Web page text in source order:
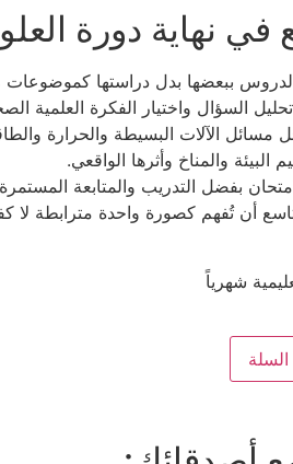
في نهاية دورة
ببعضها بدل دراستها كموضوعات
السؤال واختيار الفكرة العلمية
الآلات البسيطة والحرارة
والمناخ وأثرها الواقعي.
بفضل التدريب والمتابعة
أن تُفهم كصورة واحدة مترابطة